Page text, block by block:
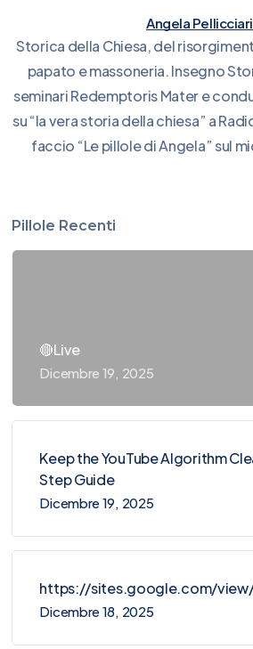
Angela Pellicciari
Storica della Chiesa, del
papato e massoneria. Insegno
seminari Redemptoris Mater e
su “la vera storia della chiesa” a
faccio “Le pillole di Angela” sul
Pillole Recenti
🔴Live
Dicembre 19, 2025
Keep the YouTube Algorithm
Step Guide
Dicembre 19, 2025
https://sites.google.com/
Dicembre 18, 2025